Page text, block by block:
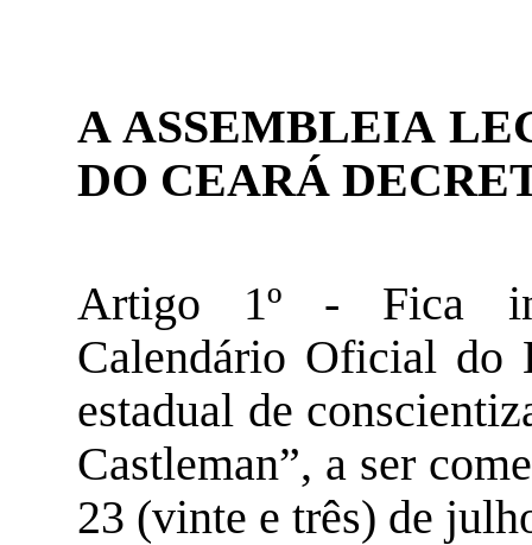
A ASSEMBLEIA
DO CEARÁ
Artigo 1º - Fica
Calendário Oficial do
estadual de
Castleman”, a ser
23 (vinte e três) de